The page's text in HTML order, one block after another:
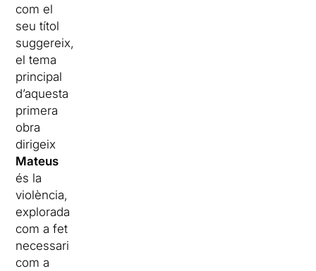
com el
seu títol
suggereix,
el tema
principal
d’aquesta
primera
obra
dirigeix
Mateus
és la
violència,
explorada
com a fet
necessari
com a